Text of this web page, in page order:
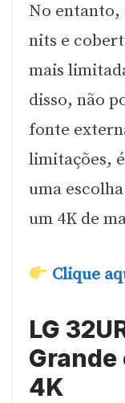
No entanto,
nits e
mais
disso, não
fonte
limitações,
uma
um 4K de
Clique
LG
Grande
4K